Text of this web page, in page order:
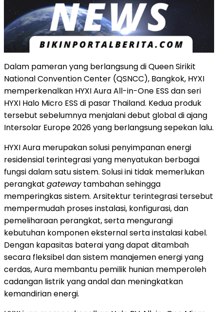
Dalam pameran yang berlangsung di Queen Sirikit
National Convention Center (QSNCC), Bangkok, HYXI
memperkenalkan HYXI Aura All-in-One ESS dan seri
HYXI Halo Micro ESS di pasar Thailand. Kedua produk
tersebut sebelumnya menjalani debut global di ajang
Intersolar Europe 2026 yang berlangsung sepekan lalu.
HYXI Aura merupakan solusi penyimpanan energi
residensial terintegrasi yang menyatukan berbagai
fungsi dalam satu sistem. Solusi ini tidak memerlukan
perangkat gatewaytambahan sehingga
memperingkas sistem. Arsitektur terintegrasi tersebut
mempermudah proses instalasi, konfigurasi, dan
pemeliharaan perangkat, serta mengurangi
kebutuhan komponen eksternal serta instalasi kabel.
Dengan kapasitas baterai yang dapat ditambah
secara fleksibel dan sistem manajemen energi yang
cerdas, Aura membantu pemilik hunian memperoleh
cadangan listrik yang andal dan meningkatkan
kemandirian energi.